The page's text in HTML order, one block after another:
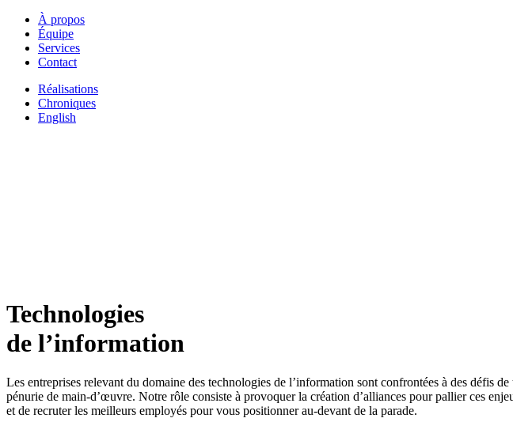
À propos
Équipe
Services
Contact
Réalisations
Chroniques
English
Technologies
de l’information
Les entreprises relevant du domaine des technologies de l’information sont confrontées à des défis
pénurie de main-d’œuvre. Notre rôle consiste à provoquer la création d’alliances pour pallier ces
et de recruter les meilleurs employés pour vous positionner au-devant de la parade.